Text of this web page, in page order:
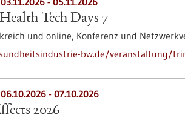
Tech Days 7
und online, Konferenz und
bw.de/veranstaltung/
06.10.2026 - 07.10.2026
2026